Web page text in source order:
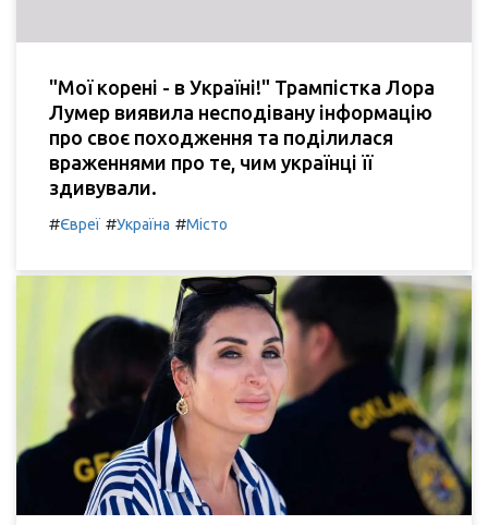
"Мої корені - в Україні!" Трампістка Лора
Лумер виявила несподівану інформацію
про своє походження та поділилася
враженнями про те, чим українці її
здивували.
#Євреї #Україна #Місто